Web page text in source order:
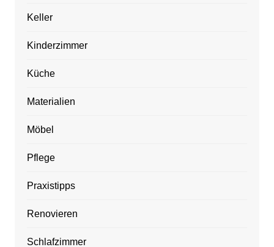
Keller
Kinderzimmer
Küche
Materialien
Möbel
Pflege
Praxistipps
Renovieren
Schlafzimmer